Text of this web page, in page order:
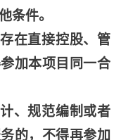
条件。
在直接控股、管
加本项目同一合
、规范编制或者
的，不得再参加